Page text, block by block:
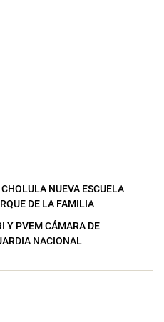
NUEVA ESCUELA
DE LA FAMILIA
Y PVEM CÁMARA DE
NACIONAL